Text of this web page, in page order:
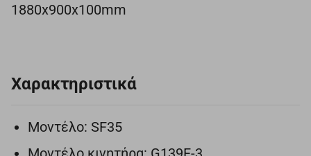
1880x900x100mm
Χαρακτηριστικά
Μοντέλο: SF35